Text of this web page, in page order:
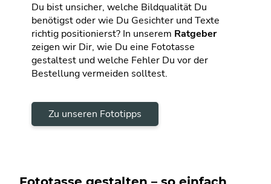
Du bist unsicher, welche Bildqualität Du
benötigst oder wie Du Gesichter und Texte
richtig positionierst? In unserem Ratgeber
zeigen wir Dir, wie Du eine Fototasse
gestaltest und welche Fehler Du vor der
Bestellung vermeiden solltest.
Zu unseren Fototipps